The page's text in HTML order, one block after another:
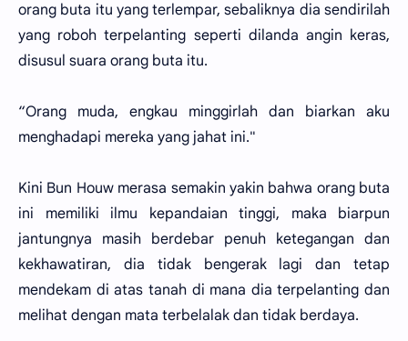
orang buta itu yang terlempar, sebaliknya dia sendirilah
yang roboh terpelanting seperti dilanda angin keras,
disusul suara orang buta itu.
“Orang muda, engkau minggirlah dan biarkan aku
menghadapi mereka yang jahat ini."
Kini Bun Houw merasa semakin yakin bahwa orang buta
ini memiliki ilmu kepandaian tinggi, maka biarpun
jantungnya masih berdebar penuh ketegangan dan
kekhawatiran, dia tidak bengerak lagi dan tetap
mendekam di atas tanah di mana dia terpelanting dan
melihat dengan mata terbelalak dan tidak berdaya.